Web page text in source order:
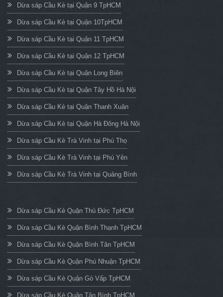
Dừa sáp Cầu Kè tại Quận 9 TpHCM
Dừa sáp Cầu Kè tại Quận 10TpHCM
Dừa sáp Cầu Kè tại Quận 11 TpHCM
Dừa sáp Cầu Kè tại Quận 12 TpHCM
Dừa sáp Cầu Kè tại Quận Long Biên
Dừa sáp Cầu Kè tại Quận Tây Hồ Hà Nội
Dừa sáp Cầu Kè tại Quận Thanh Xuân
Dừa sáp Cầu Kè tại Quận Hà Đông Hà Nội
Dừa sáp Cầu Kè Trà Vinh tại Phú Thọ
Dừa sáp Cầu Kè Trà Vinh tại Phú Yên
Dừa sáp Cầu Kè Trà Vinh tại Quảng Bình
Dừa sáp Cầu Kè Quận Thủ Đức TpHCM
Dừa sáp Cầu Kè Quận Bình Thạnh TpHCM
Dừa sáp Cầu Kè Quận Bình Tân TpHCM
Dừa sáp Cầu Kè Quận Phú Nhuận TpHCM
Dừa sáp Cầu Kè Quận Gò Vấp TpHCM
Dừa sáp Cầu Kè Quận Tân Bình TpHCM